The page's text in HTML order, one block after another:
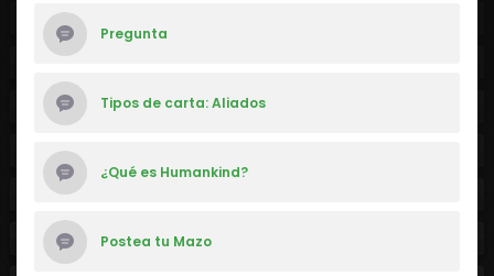
Pregunta
Tipos de carta: Aliados
¿Qué es Humankind?
Postea tu Mazo